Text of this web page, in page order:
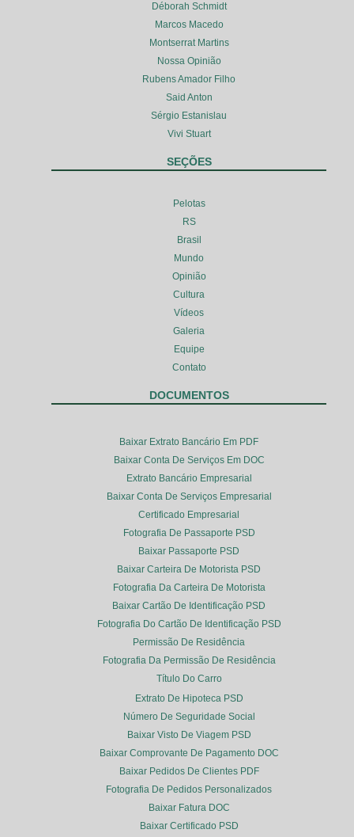
Déborah Schmidt
Marcos Macedo
Montserrat Martins
Nossa Opinião
Rubens Amador Filho
Said Anton
Sérgio Estanislau
Vivi Stuart
SEÇÕES
Pelotas
RS
Brasil
Mundo
Opinião
Cultura
Vídeos
Galeria
Equipe
Contato
DOCUMENTOS
Baixar Extrato Bancário Em PDF
Baixar Conta De Serviços Em DOC
Extrato Bancário Empresarial
Baixar Conta De Serviços Empresarial
Certificado Empresarial
Fotografia De Passaporte PSD
Baixar Passaporte PSD
Baixar Carteira De Motorista PSD
Fotografia Da Carteira De Motorista
Baixar Cartão De Identificação PSD
Fotografia Do Cartão De Identificação PSD
Permissão De Residência
Fotografia Da Permissão De Residência
Título Do Carro
Extrato De Hipoteca PSD
Número De Seguridade Social
Baixar Visto De Viagem PSD
Baixar Comprovante De Pagamento DOC
Baixar Pedidos De Clientes PDF
Fotografia De Pedidos Personalizados
Baixar Fatura DOC
Baixar Certificado PSD